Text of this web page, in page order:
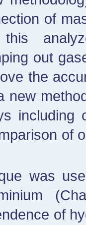
of
out
the
new
including
of
was
of